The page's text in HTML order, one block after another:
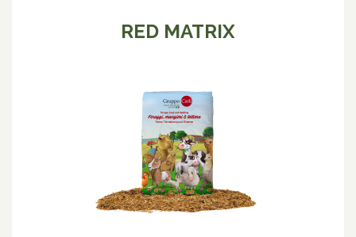
RED MATRIX